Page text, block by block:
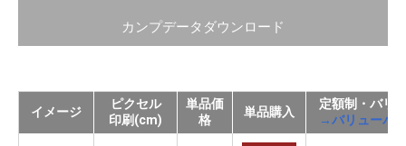
カンプデータダウンロード
イメージ
ピクセル
印刷(cm)
単品価
格
単品購入
定額制・バリ
→バリューパ